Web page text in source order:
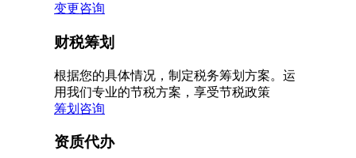
变更咨询
财税筹划
根据您的具体情况，制定税务筹划方案。运
用我们专业的节税方案，享受节税政策
筹划咨询
资质代办